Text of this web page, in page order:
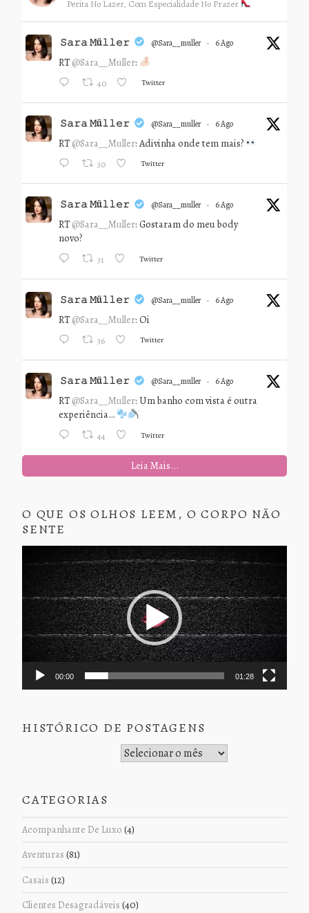
Perita No Lazer, Com Especialidade No Prazer
𝚂𝚊𝚛𝚊 𝙼ü𝚕𝚕𝚎𝚛 @sara__muller · 6 Ago
RT @Sara__Muller:
40 Twitter
𝚂𝚊𝚛𝚊 𝙼ü𝚕𝚕𝚎𝚛 @sara__muller · 6 Ago
RT @Sara__Muller: Adivinha onde tem mais?
30 Twitter
𝚂𝚊𝚛𝚊 𝙼ü𝚕𝚕𝚎𝚛 @sara__muller · 6 Ago
RT @Sara__Muller: Gostaram do meu body
novo?
31 Twitter
𝚂𝚊𝚛𝚊 𝙼ü𝚕𝚕𝚎𝚛 @sara__muller · 6 Ago
RT @Sara__Muller: Oi
36 Twitter
𝚂𝚊𝚛𝚊 𝙼ü𝚕𝚕𝚎𝚛 @sara__muller · 6 Ago
RT @Sara__Muller: Um banho com vista é outra
experiência…
44 Twitter
Leia Mais...
O QUE OS OLHOS LEEM, O CORPO NÃO
SENTE
de
vídeo
00:00 01:28
HISTÓRICO DE POSTAGENS
CATEGORIAS
Acompanhante De Luxo (4)
Aventuras (81)
Casais (12)
Clientes Desagradáveis (40)